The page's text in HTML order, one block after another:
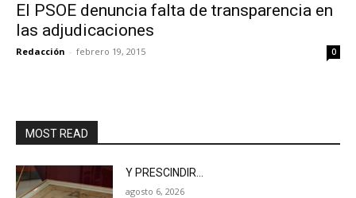
El PSOE denuncia falta de transparencia en
las adjudicaciones
Redacción - febrero 19, 2015 0
MOST READ
Y PRESCINDIR…
agosto 6, 2026